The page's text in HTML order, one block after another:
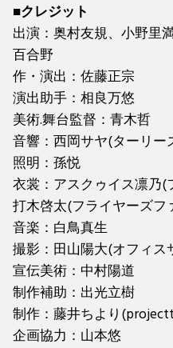
■クレジット
出演：奥村友規、小野里
百合野
作・演出：佐藤正宗
演出助手：相良万悠
美術.舞台監督：青木哲
音響：西岡サヤ(ターリー
照明：孫悦
衣裳：アスクゥイス凛乃(
打木啓太(フライヤーズフ
音楽：白鳥真生
撮影：田山陽大(オフィス
宣伝美術：中村陽道
制作補助：出光立樹
制作：藤井ちより
企画協力：山本悠